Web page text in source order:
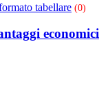
tabellare (0)
economici